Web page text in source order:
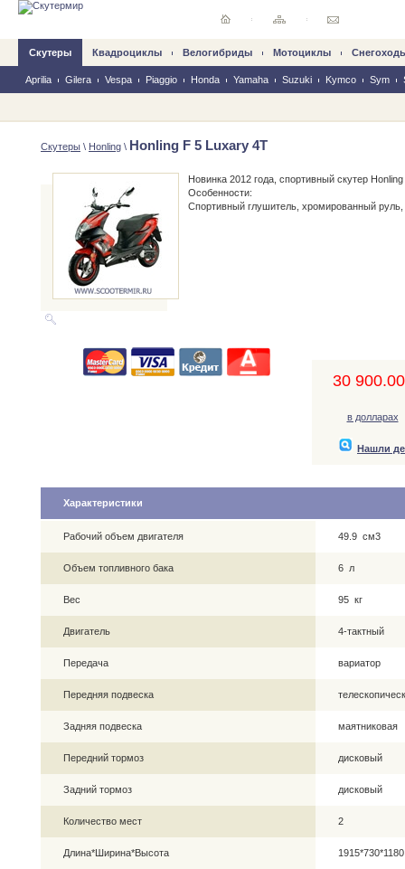
Скутеры
Aprilia Gilera Vespa Piaggio Honda Yamaha Suzuki Kymco Sym
Квадроциклы Велогибриды Mотоциклы
Скутеры \ Honling \ Honling F 5 Luxary 4T
Новинка 2012 года, спортивный скутер
Особенности:
Спортивный глушитель, хромированный руль,
30
в долларах
Нашли
Характеристики
Рабочий объем двигателя 49.9 см3
Объем топливного бака 6 л
Вес 95 кг
Двигатель 4-тактный
Передача вариатор
Передняя подвеска
Задняя подвеска маятниковая
Передний тормоз дисковый
Задний тормоз дисковый
Количество мест 2
Длина*Ширина*Высота